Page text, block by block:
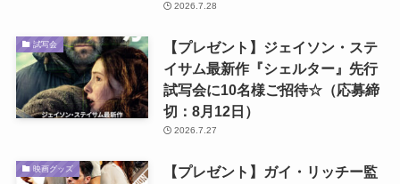
2026.7.28
試写会
【プレゼント】ジェイソン・ステ
イサム最新作『シェルター』先行
試写会に10名様ご招待☆（応募締
切：8月12日）
2026.7.27
映画グッズ
【プレゼント】ガイ・リッチー監